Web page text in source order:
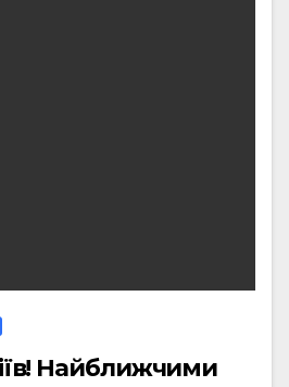
Найближчими